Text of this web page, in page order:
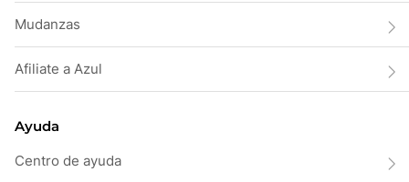
Mudanzas
Afiliate a Azul
Ayuda
Centro de ayuda